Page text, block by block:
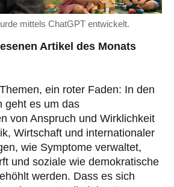
mittels ChatGPT entwickelt.
Artikel des Monats
ein roter Faden: In den
geht es um das
von Anspruch und Wirklichkeit
Wirtschaft und internationaler
wie Symptome verwaltet,
und soziale wie demokratische
werden. Dass es sich